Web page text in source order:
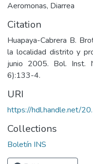
Aeromonas, Diarrea
Citation
Huapaya-Cabrera B.
la localidad distrito y
junio 2005. Bol. Inst.
6):133-4.
URI
https://hdl.handle.net/
Collections
Boletín INS